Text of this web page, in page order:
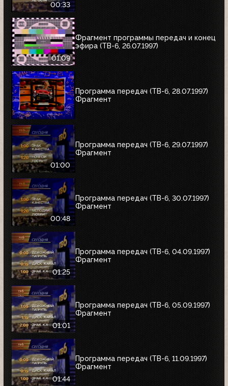
00:33
01:09
Фрагмент программы передач и конец
эфира (ТВ-6, 26.07.1997)
Программа передач (ТВ-6, 28.07.1997)
Фрагмент
01:00
Программа передач (ТВ-6, 29.07.1997)
Фрагмент
00:48
Программа передач (ТВ-6, 30.07.1997)
Фрагмент
01:25
Программа передач (ТВ-6, 04.09.1997)
Фрагмент
01:01
Программа передач (ТВ-6, 05.09.1997)
Фрагмент
01:44
Программа передач (ТВ-6, 11.09.1997)
Фрагмент